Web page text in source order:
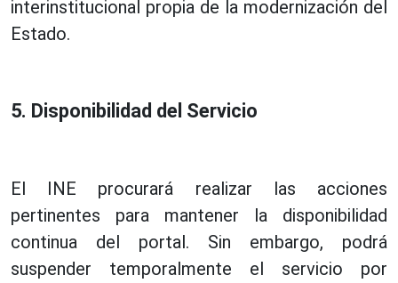
interinstitucional propia de la modernización del
Estado.
5. Disponibilidad del Servicio
El INE procurará realizar las acciones
pertinentes para mantener la disponibilidad
continua del portal. Sin embargo, podrá
suspender temporalmente el servicio por